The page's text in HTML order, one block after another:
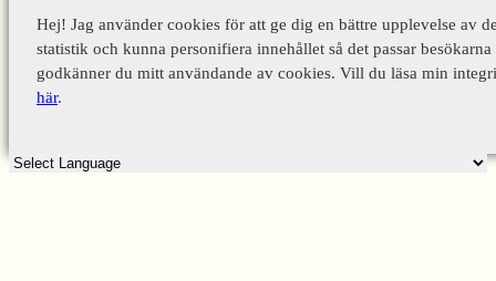
Hej! Jag använder cookies för att ge dig en bättre upplevelse av
statistik och kunna personifiera innehållet så det passar
godkänner du mitt användande av cookies. Vill du läsa min
här.